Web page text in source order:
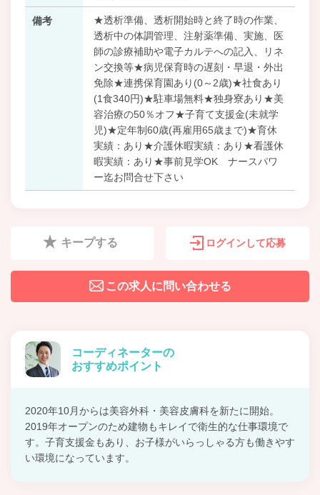
備考
★透析準備、透析開始時と終了時の作業、
透析中の体調管理、注射薬準備、実施、医
師の診療補助や電子カルテへの記入、リネ
ン交換等★病児保育時の遅刻・早退・外出
免除★連携保育園あり(0～2歳)★社食あり
(1食340円)★駐車場無料★独身寮あり★美
容治療の50％オフ★子育て支援金(未就学
児)★定年制60歳(再雇用65歳まで)★育休
実績：あり★介護休暇実績：あり★看護休
暇実績：あり★事前見学OK ナースパワ
ー迄お問合せ下さい
キープする ログインして応募
この求人に問い合わせる
コーディネーターの
おすすめポイント
2020年10月からは美容外科・美容皮膚科を新たに開始。
2019年オープンのため建物もキレイで衛生的な仕事環境で
す。子育支援金もあり、お子様がいらっしゃる方も働きやす
い環境になっています。